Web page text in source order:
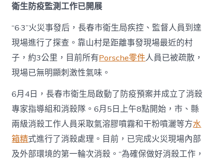
衛生防疫監測工作已開展
“6·3”火災事發后，長春市衛生局疾控、監督人員到達
現場進行了探查。靠山村是距離事發現場最近的村
子，約3公里，目前所有Porsche零件人員已被疏散，
現場已無明顯刺激性氣味。
6月4日，長春市衛生局啟動了防疫預案并成立了消殺
專家指導組和消殺隊。6月5日上午8點開始，市、縣
兩級消殺工作人員采取氣溶膠噴霧和干粉噴灑等方水
箱精式進行了消殺處理。目前，已完成火災現場內部
及外部環境的第一輪次消殺。“為確保做好消殺工作，